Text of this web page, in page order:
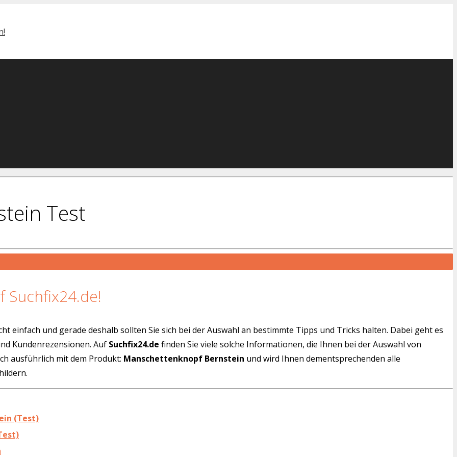
Test
Suchfix24.de!
einfach und gerade deshalb sollten Sie sich bei der Auswahl an bestimmte Tipps und Tricks halten. Dabei geht es
Kundenrezensionen. Auf Suchfix24.de finden Sie viele solche Informationen, die Ihnen bei der Auswahl von
ausführlich mit dem Produkt: Manschettenknopf Bernstein und wird Ihnen dementsprechenden alle
(Test)